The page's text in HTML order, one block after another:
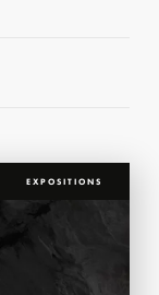
EXPOSITIONS